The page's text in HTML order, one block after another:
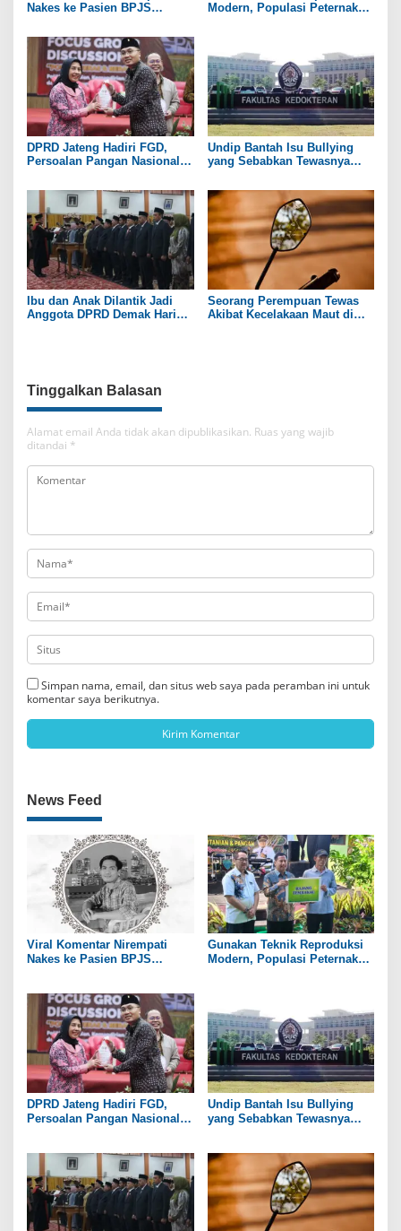
Nakes ke Pasien BPJS
Saya Sedih dan Merasa Gagal
Modern, Populasi Peternakan
DPRD Jateng Hadiri FGD,
Persoalan Pangan Nasional
Undip Bantah Isu Bullying
yang Sebabkan Tewasnya
Ibu dan Anak Dilantik Jadi
Anggota DPRD Demak Hari
Seorang Perempuan Tewas
Akibat Kecelakaan Maut di
Tinggalkan Balasan
Alamat email Anda tidak akan dipublikasikan. Ruas yang wajib
ditandai *
Simpan nama, email, dan situs web saya pada peramban ini untuk
komentar saya berikutnya.
News Feed
Viral Komentar Nirempati
Nakes ke Pasien BPJS
Gunakan Teknik Reproduksi
Modern, Populasi Peternakan
DPRD Jateng Hadiri FGD,
Persoalan Pangan Nasional
Undip Bantah Isu Bullying
yang Sebabkan Tewasnya